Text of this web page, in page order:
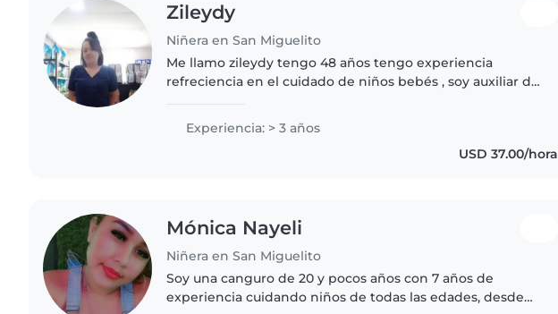
Zileydy
Niñera en San Miguelito
Me llamo zileydy tengo 48 años tengo experiencia
refreciencia en el cuidado de niños bebés , soy auxiliar de
algunos sábados..
Experiencia: > 3 años
USD 37.00/hora
Mónica Nayeli
Niñera en San Miguelito
Soy una canguro de 20 y pocos años con 7 años de
experiencia cuidando niños de todas las edades, desde